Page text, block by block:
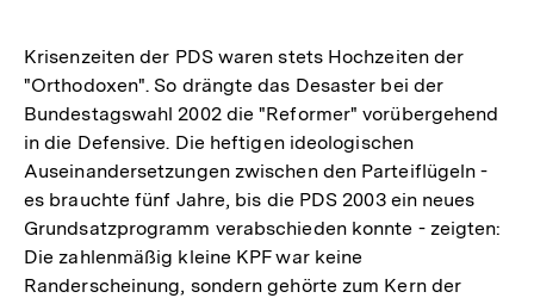
Krisenzeiten der PDS waren stets Hochzeiten der
"Orthodoxen". So drängte das Desaster bei der
Bundestagswahl 2002 die "Reformer" vorübergehend
in die Defensive. Die heftigen ideologischen
Auseinandersetzungen zwischen den Parteiflügeln -
es brauchte fünf Jahre, bis die PDS 2003 ein neues
Grundsatzprogramm verabschieden konnte - zeigten:
Die zahlenmäßig kleine KPF war keine
Randerscheinung, sondern gehörte zum Kern der